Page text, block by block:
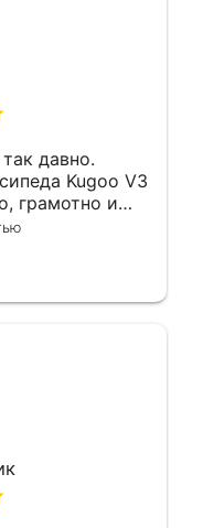
давно.
Kugoo V3
грамотно и
сделано